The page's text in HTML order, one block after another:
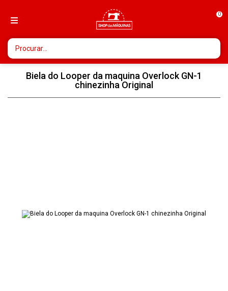
0
Biela do Looper da maquina Overlock GN-1
chinezinha Original